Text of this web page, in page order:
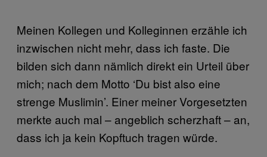
Meinen Kollegen und Kolleginnen erzähle ich
inzwischen nicht mehr, dass ich faste. Die
bilden sich dann nämlich direkt ein Urteil über
mich; nach dem Motto ‘Du bist also eine
strenge Muslimin’. Einer meiner Vorgesetzten
merkte auch mal – angeblich scherzhaft – an,
dass ich ja kein Kopftuch tragen würde.